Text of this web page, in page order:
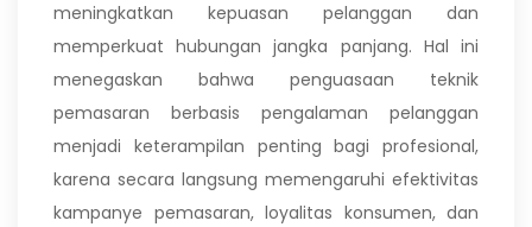
meningkatkan kepuasan pelanggan dan
memperkuat hubungan jangka panjang. Hal ini
menegaskan bahwa penguasaan teknik
pemasaran berbasis pengalaman pelanggan
menjadi keterampilan penting bagi profesional,
karena secara langsung memengaruhi efektivitas
kampanye pemasaran, loyalitas konsumen, dan